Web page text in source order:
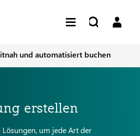
und automatisiert buchen
erstellen
Lösungen, um jede Art der